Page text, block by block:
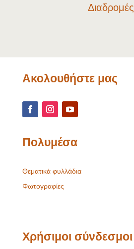
Διαδρομές
Ακολουθήστε μας
Πολυμέσα
Θεματικά φυλλάδια
Φωτογραφίες
Χρήσιμοι σύνδεσμοι